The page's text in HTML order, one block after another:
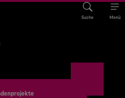
Suche Menü